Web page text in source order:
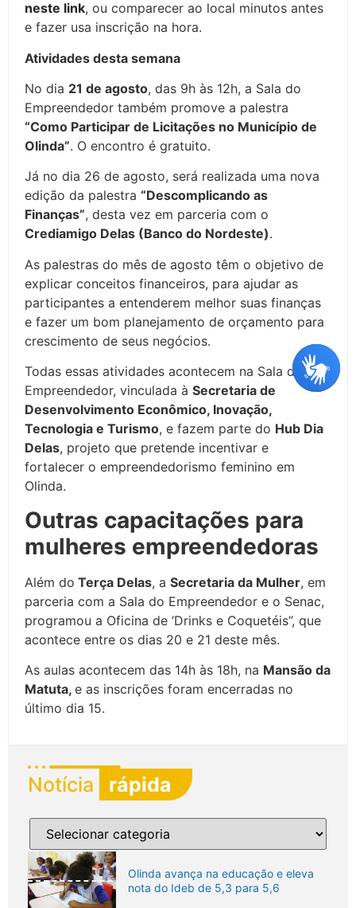
neste link, ou comparecer ao local minutos antes
e fazer usa inscrição na hora.
Atividades desta semana
No dia 21 de agosto, das 9h às 12h, a Sala do
Empreendedor também promove a palestra
“Como Participar de Licitações no Município de
Olinda”. O encontro é gratuito.
Já no dia 26 de agosto, será realizada uma nova
edição da palestra “Descomplicando as
Finanças”, desta vez em parceria com o
Crediamigo Delas (Banco do Nordeste).
As palestras do mês de agosto têm o objetivo de
explicar conceitos financeiros, para ajudar as
participantes a entenderem melhor suas finanças
e fazer um bom planejamento de orçamento para
crescimento de seus negócios.
Todas essas atividades acontecem na Sala do
Empreendedor, vinculada à Secretaria de
Desenvolvimento Econômico, Inovação,
Tecnologia e Turismo, e fazem parte do Hub Dia
Delas, projeto que pretende incentivar e
fortalecer o empreendedorismo feminino em
Olinda.
Outras capacitações para
mulheres empreendedoras
Além do Terça Delas, a Secretaria da Mulher, em
parceria com a Sala do Empreendedor e o Senac,
programou a Oficina de ‘Drinks e Coquetéis”, que
acontece entre os dias 20 e 21 deste mês.
As aulas acontecem das 14h às 18h, na Mansão da
Matuta, e as inscrições foram encerradas no
último dia 15.
Notícia rápida
Olinda avança na educação e eleva
nota do Ideb de 5,3 para 5,6